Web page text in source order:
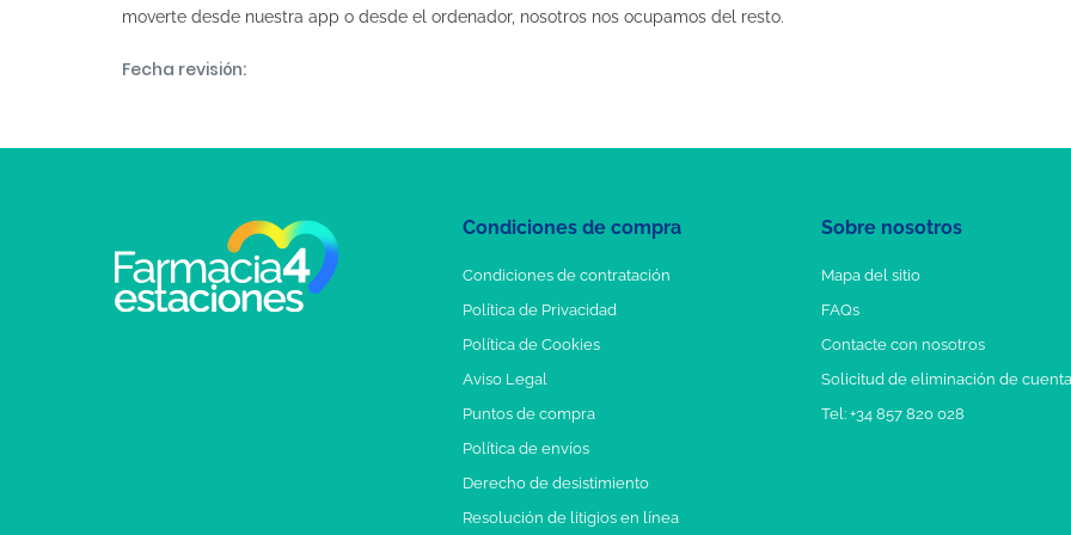
moverte desde nuestra app o desde el ordenador, nosotros nos ocupamos del resto.
Fecha revisión:
Condiciones de compra
Condiciones de contratación
Política de Privacidad
Política de Cookies
Aviso Legal
Puntos de compra
Política de envíos
Derecho de desistimiento
Resolución de litigios en línea
Sobre nosotros
Mapa del sitio
FAQs
Contacte con nosotros
Solicitud de eliminación de cuenta
Tel: +34 857 820 028